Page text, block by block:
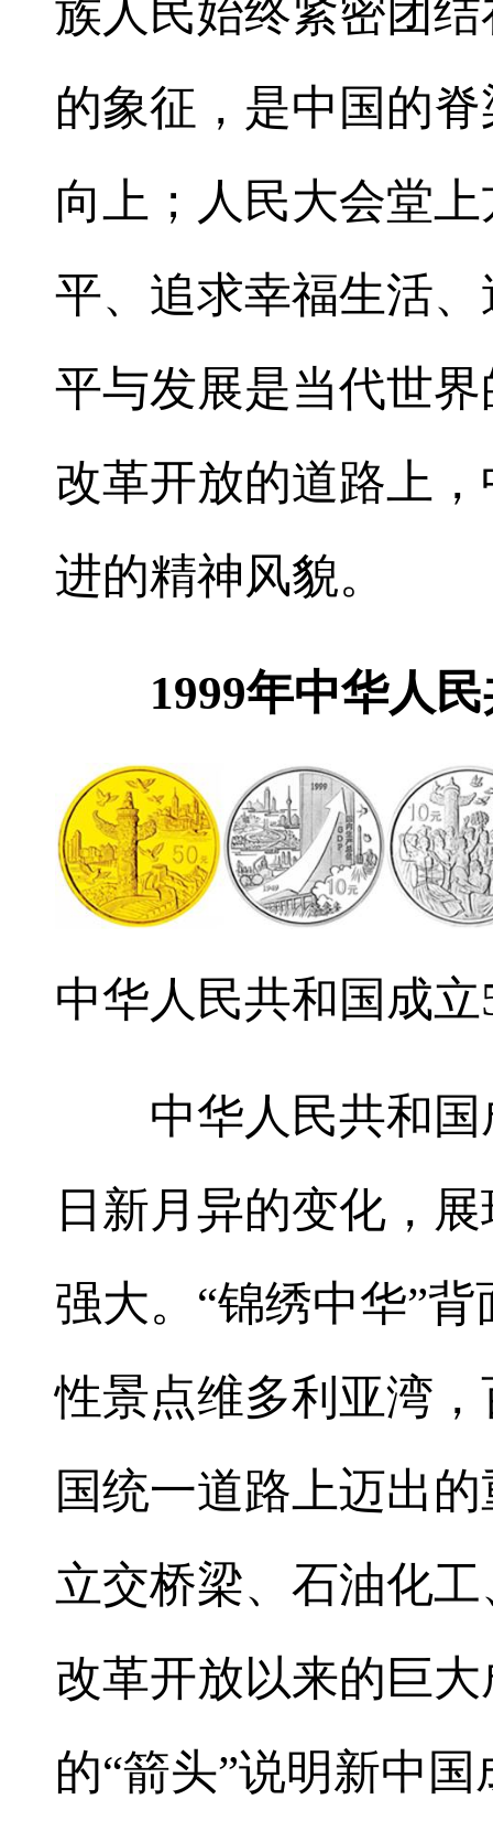
族人民始终紧密团
的象征，是中国的
向上；人民大会堂
平、追求幸福生活
平与发展是当代世
改革开放的道路上
进的精神风貌。
1999年中华人民
中华人民共和国成
中华人民共和国
日新月异的变化，
强大。“锦绣中华”
性景点维多利亚湾
国统一道路上迈出
立交桥梁、石油化
改革开放以来的巨
的“箭头”说明新中